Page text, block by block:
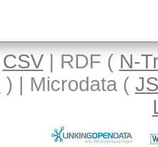
CSV| RDF ( N-
) | Microdata (